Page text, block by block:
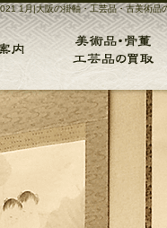
1月|大阪の掛軸・工芸品・古美術品